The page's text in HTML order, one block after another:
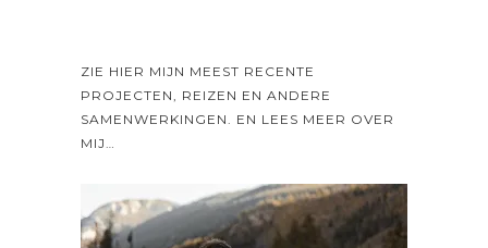
ZIE HIER MIJN MEEST RECENTE
PROJECTEN, REIZEN EN ANDERE
SAMENWERKINGEN. EN LEES MEER OVER
MIJ…